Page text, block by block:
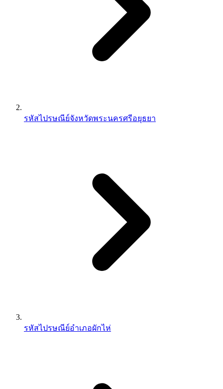
รหัสไปรษณีย์จังหวัดพระนครศรีอยุธยา
รหัสไปรษณีย์อำเภอผักไห่